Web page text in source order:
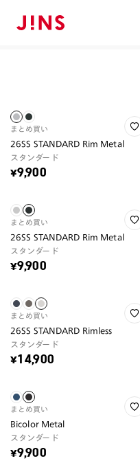
まとめ買い
26SS STANDARD Rim Metal
スタンダード
¥9,900
まとめ買い
26SS STANDARD Rim Metal
スタンダード
¥9,900
まとめ買い
26SS STANDARD Rimless
スタンダード
¥14,900
まとめ買い
Bicolor Metal
スタンダード
¥9,900